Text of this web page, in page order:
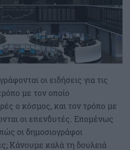
οι ειδήσεις για τις
με τον οποίο
ο κόσμος, και τον τρόπο με
οι επενδυτές. Επομένως
οι δημοσιογράφοι
Κάνουμε καλά τη δουλειά